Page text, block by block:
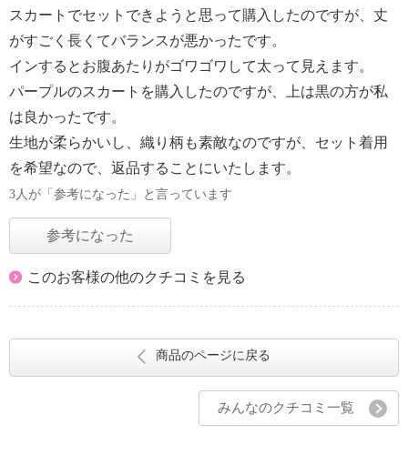
スカートでセットできようと思って購入したのですが、丈
がすごく長くてバランスが悪かったです。
インするとお腹あたりがゴワゴワして太って見えます。
パープルのスカートを購入したのですが、上は黒の方が私
は良かったです。
生地が柔らかいし、織り柄も素敵なのですが、セット着用
を希望なので、返品することにいたします。
3人が「参考になった」と言っています
参考になった
このお客様の他のクチコミを見る
商品のページに戻る
みんなのクチコミ一覧